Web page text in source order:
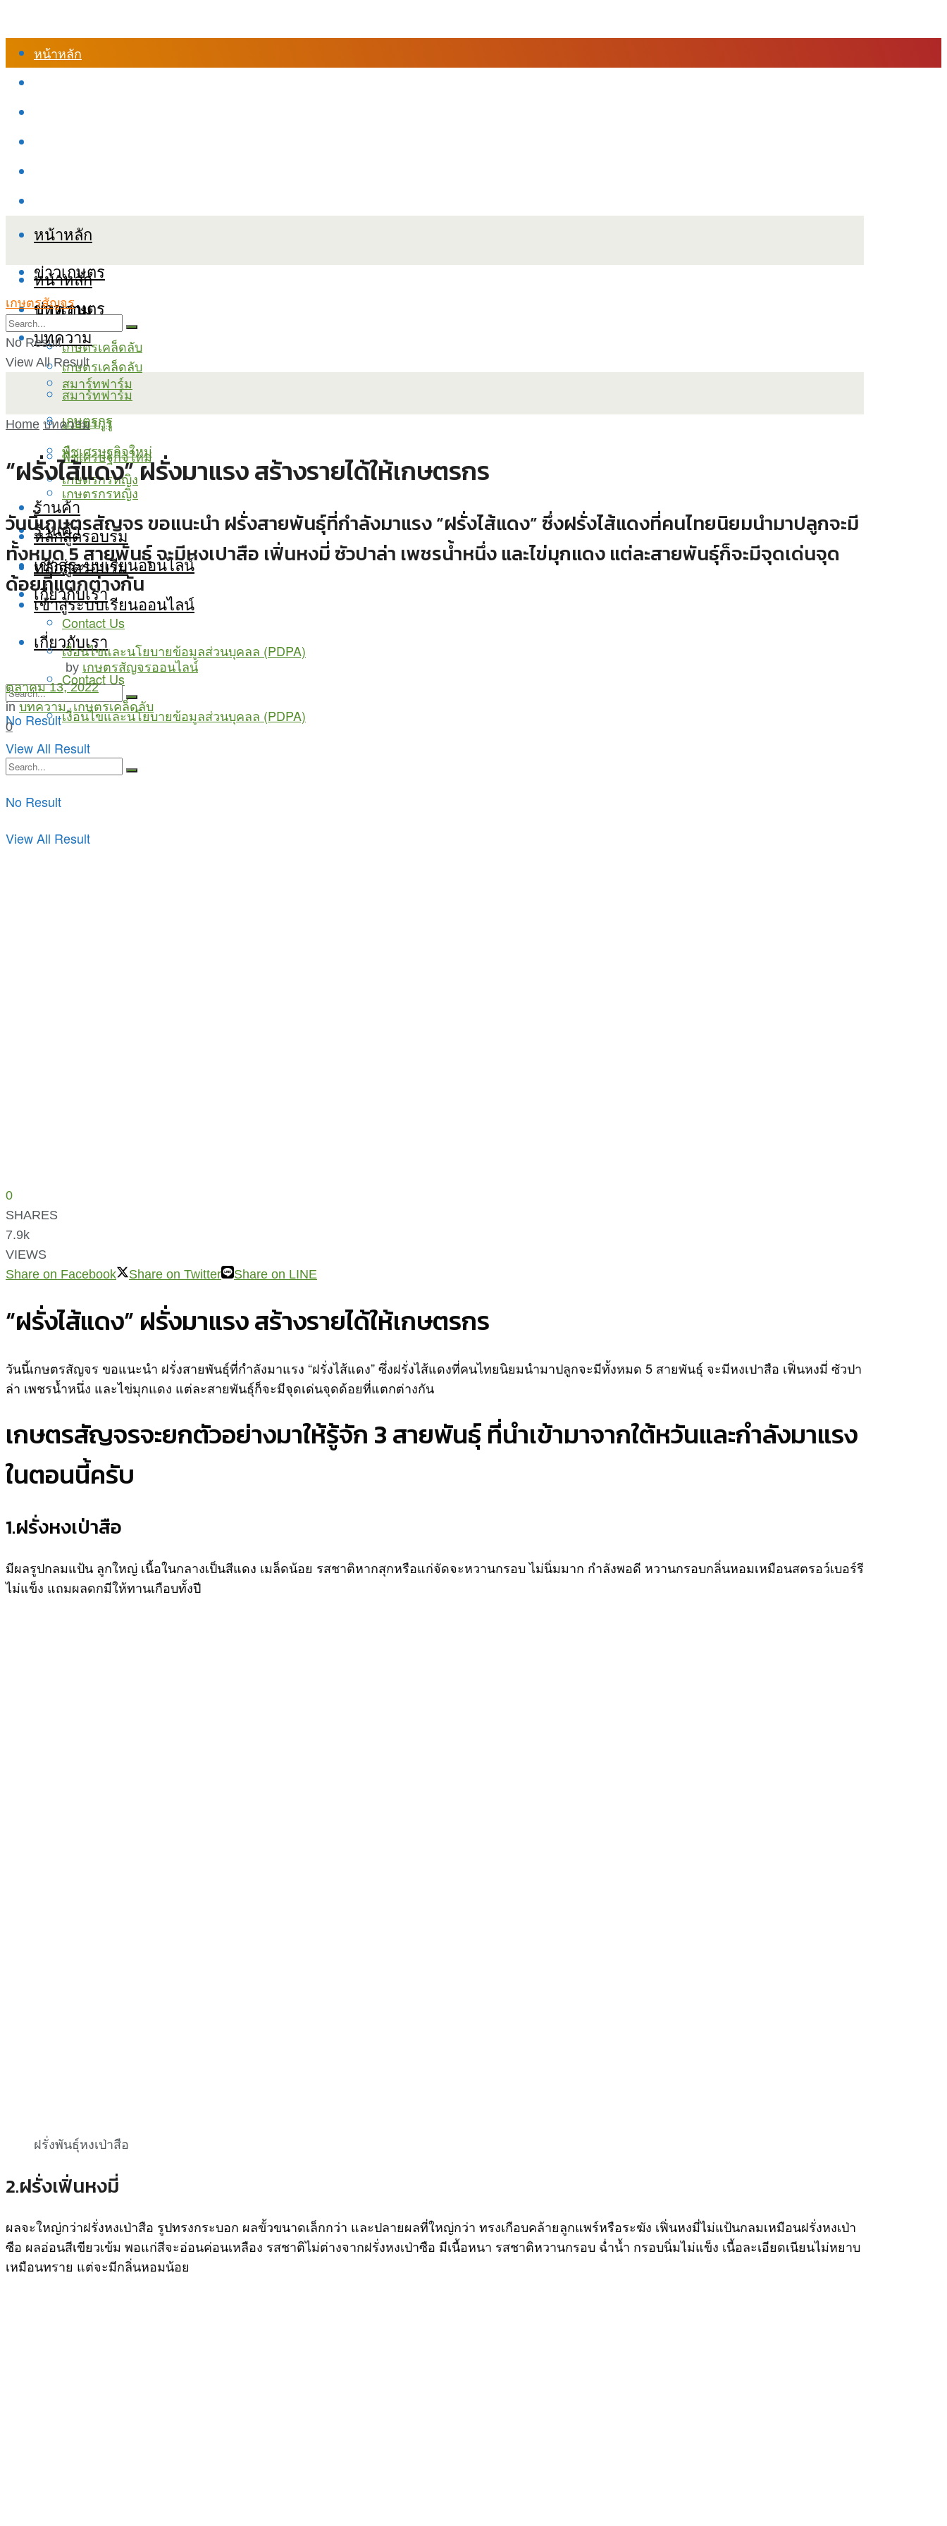
หน้าหลัก
หน้าหลัก
ข่าวเกษตร
บทความ
เกษตรเคล็ดลับ
สมาร์ทฟาร์ม
เกษตรกูรู
พืชเศรษฐกิจใหม่
เกษตรกรหญิง
ร้านค้า
หลักสูตรอบรม
เข้าสู่ระบบเรียนออนไลน์
เกี่ยวกับเรา
Contact Us
เงื่อนไขและนโยบายข้อมูลส่วนบุคลล (PDPA)
No Result
View All Result
หน้าหลัก
ข่าวเกษตร
บทความ
เกษตรเคล็ดลับ
สมาร์ทฟาร์ม
เกษตรกูรู
พืชเศรษฐกิจใหม่
เกษตรกรหญิง
ร้านค้า
หลักสูตรอบรม
เข้าสู่ระบบเรียนออนไลน์
เกี่ยวกับเรา
Contact Us
เงื่อนไขและนโยบายข้อมูลส่วนบุคลล (PDPA)
No Result
View All Result
เกษตรสัญจร
No Result
View All Result
Home บทความ
“ฝรั่งไส้แดง” ฝรั่งมาแรง สร้างรายได้ให้เกษตรกร
วันนี้เกษตรสัญจร ขอแนะนำ ฝรั่งสายพันธุ์ที่กำลังมาแรง “ฝรั่งไส้แดง” ซึ่งฝรั่งไส้แดงที่คนไทยนิยมนำมาปลูกจะมี
ทั้งหมด 5 สายพันธุ์ จะมีหงเปาสือ เฟิ่นหงมี่ ซัวปาล่า เพชรน้ำหนึ่ง และไข่มุกแดง แต่ละสายพันธุ์ก็จะมีจุดเด่นจุด
ด้อยที่แตกต่างกัน
by เกษตรสัญจรออนไลน์
ตุลาคม 13, 2022
in บทความ,เกษตรเคล็ดลับ
0
0
SHARES
7.9k
VIEWS
Share on Facebook
Share on Twitter Share on LINE
“ฝรั่งไส้แดง” ฝรั่งมาแรง สร้างรายได้ให้เกษตรกร
วันนี้เกษตรสัญจร ขอแนะนำ ฝรั่งสายพันธุ์ที่กำลังมาแรง “ฝรั่งไส้แดง” ซึ่งฝรั่งไส้แดงที่คนไทยนิยมนำมาปลูกจะมีทั้งหมด 5 สายพันธุ์ จะมีหงเปาสือ เฟิ่นหงมี่ ซัวปา
ล่า เพชรน้ำหนึ่ง และไข่มุกแดง แต่ละสายพันธุ์ก็จะมีจุดเด่นจุดด้อยที่แตกต่างกัน
เกษตรสัญจรจะยกตัวอย่างมาให้รู้จัก 3 สายพันธุ์ ที่นำเข้ามาจากใต้หวันและกำลังมาแรง
ในตอนนี้ครับ
1.ฝรั่งหงเป่าสือ
มีผลรูปกลมแป้น ลูกใหญ่ เนื้อในกลางเป็นสีแดง เมล็ดน้อย รสชาติหากสุกหรือแก่จัดจะหวานกรอบ ไม่นิ่มมาก กำลังพอดี หวานกรอบกลิ่นหอมเหมือนสตรอว์เบอร์รี
ไม่แข็ง แถมผลดกมีให้ทานเกือบทั้งปี
ฝรั่งพันธุ์หงเป่าสือ
2.ฝรั่งเฟิ่นหงมี่
ผลจะใหญ่กว่าฝรั่งหงเป่าสือ รูปทรงกระบอก ผลขั้วขนาดเล็กกว่า และปลายผลที่ใหญ่กว่า ทรงเกือบคล้ายลูกแพร์หรือระฆัง เฟิ่นหงมี่ไม่แป้นกลมเหมือนฝรั่งหงเป่า
ซือ ผลอ่อนสีเขียวเข้ม พอแก่สีจะอ่อนค่อนเหลือง รสชาติไม่ต่างจากฝรั่งหงเป่าซือ มีเนื้อหนา รสชาติหวานกรอบ ฉ่ำน้ำ กรอบนิ่มไม่แข็ง เนื้อละเอียดเนียนไม่หยาบ
เหมือนทราย แต่จะมีกลิ่นหอมน้อย